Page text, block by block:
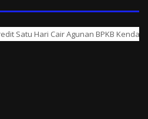
Satu Hari Cair Agunan BPKB